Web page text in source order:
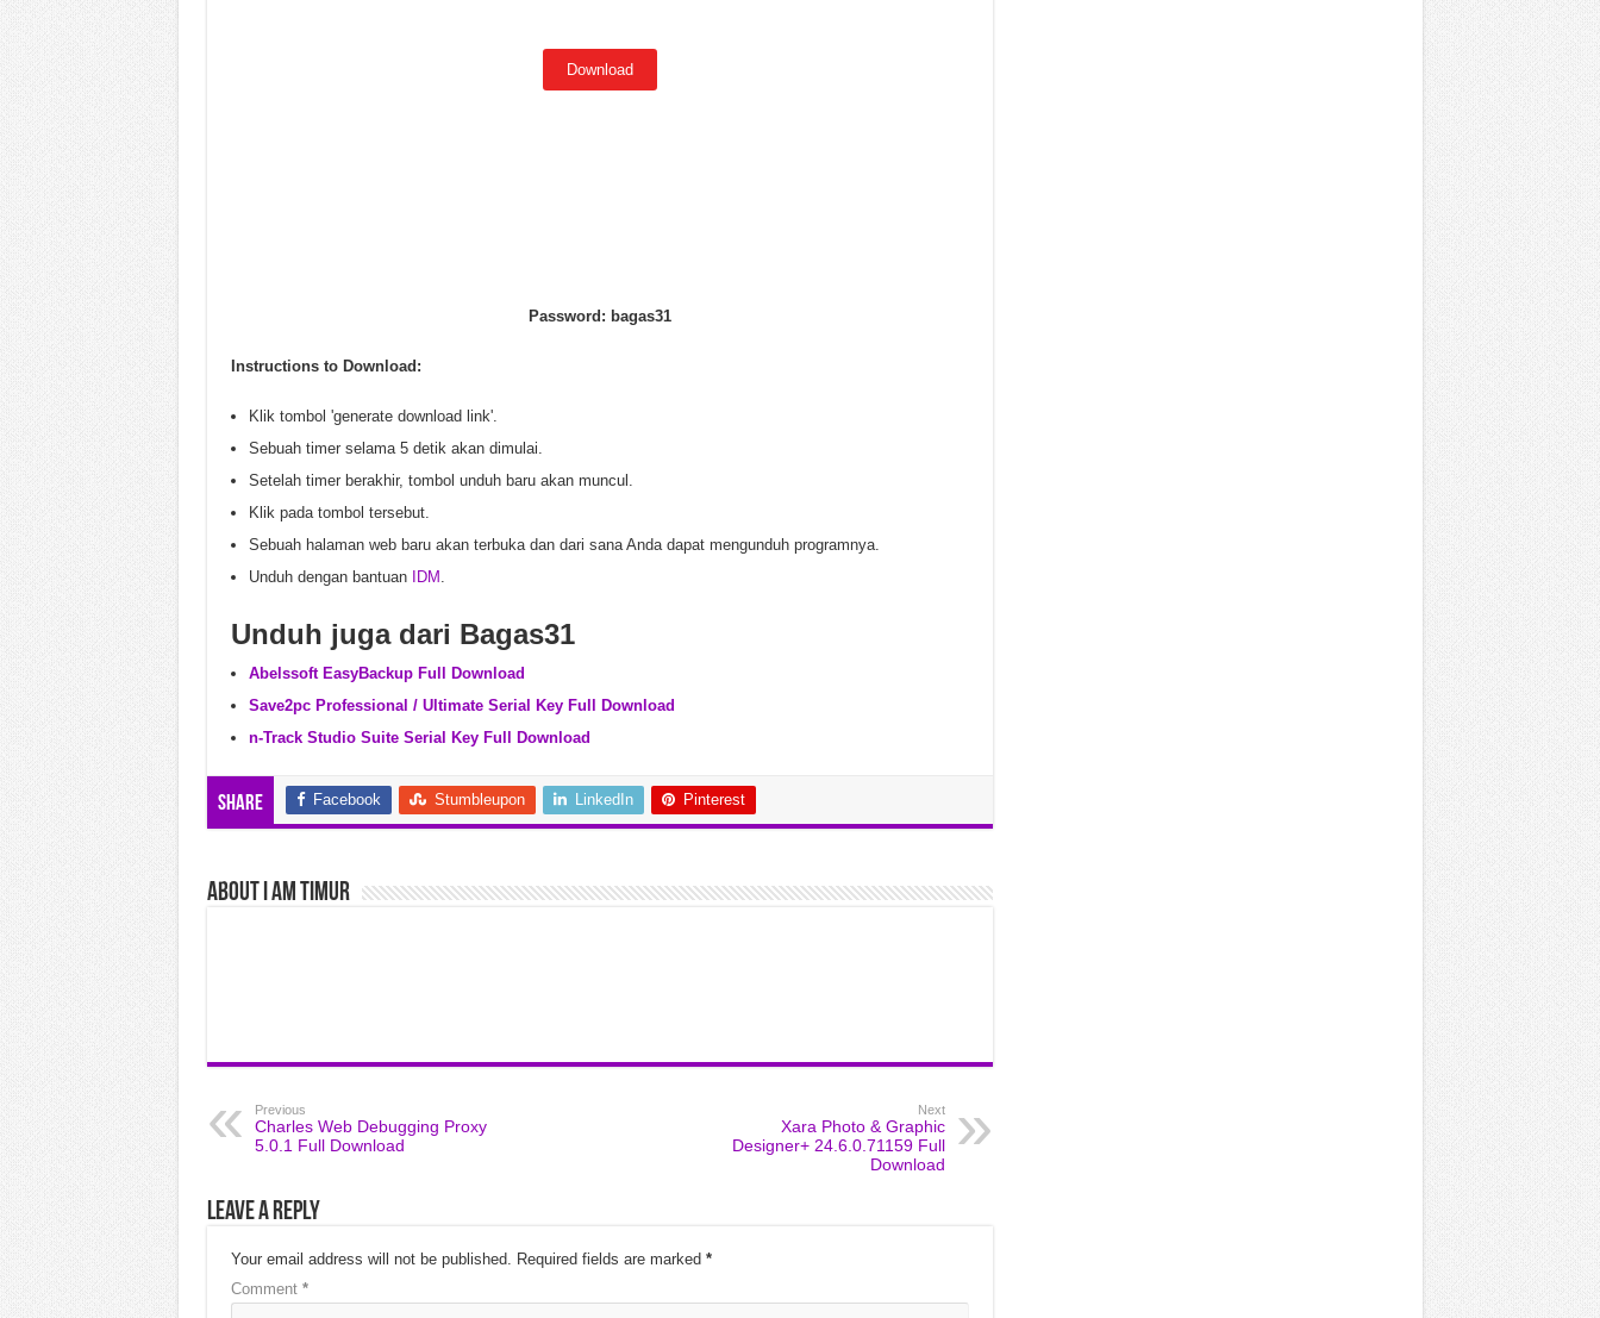
Download
Password: bagas31
Instructions to Download:
Klik tombol 'generate download link'.
Sebuah timer selama 5 detik akan dimulai.
Setelah timer berakhir, tombol unduh baru akan muncul.
Klik pada tombol tersebut.
Sebuah halaman web baru akan terbuka dan dari sana Anda dapat mengunduh programnya.
Unduh dengan bantuan IDM
Unduh juga dari Bagas31
Abelssoft EasyBackup Full Download
Save2pc Professional / Ultimate Serial Key Full Download
n-Track Studio Suite Serial Key Full Download
Share Facebook Stumbleupon LinkedIn Pinterest
About I am Timur
Previous
Charles Web Debugging Proxy
5.0.1 Full Download
Next
Xara Photo & Graphic
Designer+ 24.6.0.71159 Full
Download
Leave a Reply
Your email address will not be published. Required fields are marked *
Comment *